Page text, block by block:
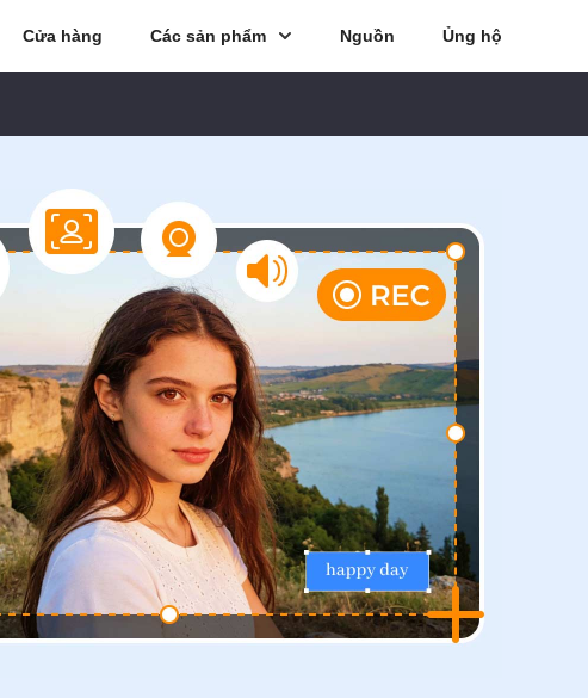
Cửa hàng Các sản phẩm Nguồn Ủng hộ